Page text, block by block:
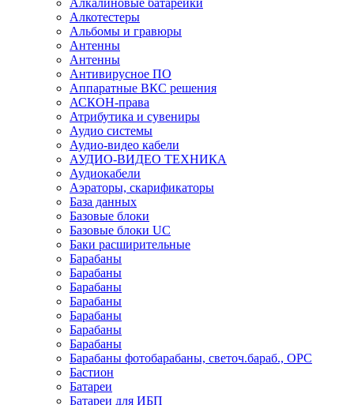
Алкотестеры
Альбомы и гравюры
Антенны
Антенны
Антивирусное ПО
Аппаратные ВКС решения
АСКОН-права
Атрибутика и сувениры
Аудио системы
Аудио-видео кабели
АУДИО-ВИДЕО ТЕХНИКА
Аудиокабели
Аэраторы, скарификаторы
База данных
Базовые блоки
Базовые блоки UC
Баки расширительные
Барабаны
Барабаны
Барабаны
Барабаны
Барабаны
Барабаны
Барабаны
Барабаны фотобарабаны, светоч.бараб., OPC
Бастион
Батареи
Батареи для ИБП